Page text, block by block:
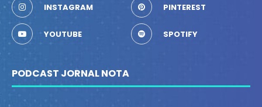
INSTAGRAM PINTEREST
YOUTUBE SPOTIFY
PODCAST JORNAL NOTA